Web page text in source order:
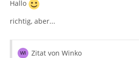
Hallo
richtig, aber...
Zitat von Winko